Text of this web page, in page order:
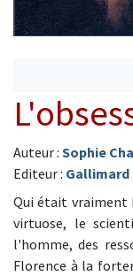
Auteur : Sophie
Editeur : Gallimard
Qui était vraiment
virtuose, le
l'homme, des
Florence à la